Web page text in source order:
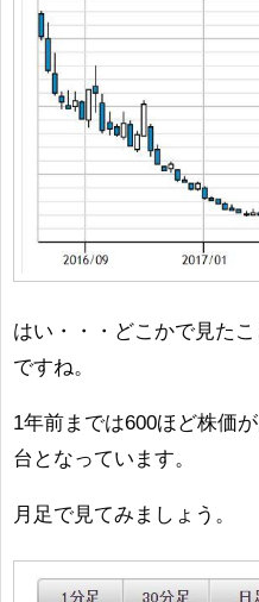
はい・・・どこかで見た
ですね。
1年前までは600ほど株価
台となっています。
月足で見てみましょう。